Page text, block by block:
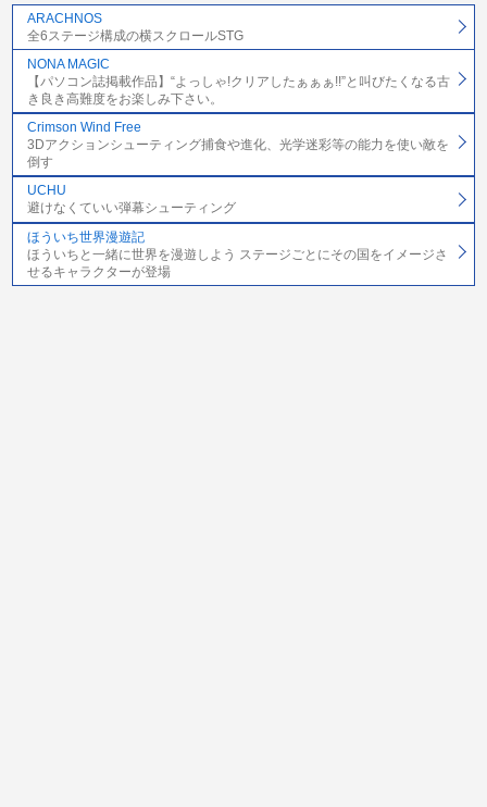
ARACHNOS
全6ステージ構成の横スクロールSTG
NONA MAGIC
【パソコン誌掲載作品】“よっしゃ!クリアしたぁぁぁ!!”と叫びたくなる古
き良き高難度をお楽しみ下さい。
Crimson Wind Free
3Dアクションシューティング捕食や進化、光学迷彩等の能力を使い敵を
倒す
UCHU
避けなくていい弾幕シューティング
ほういち世界漫遊記
ほういちと一緒に世界を漫遊しよう ステージごとにその国をイメージさ
せるキャラクターが登場